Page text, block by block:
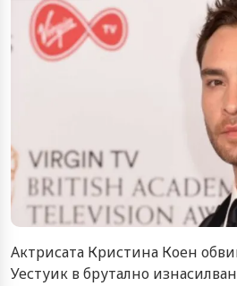
Актрисата Кристина Коен
Уестуик в брутално